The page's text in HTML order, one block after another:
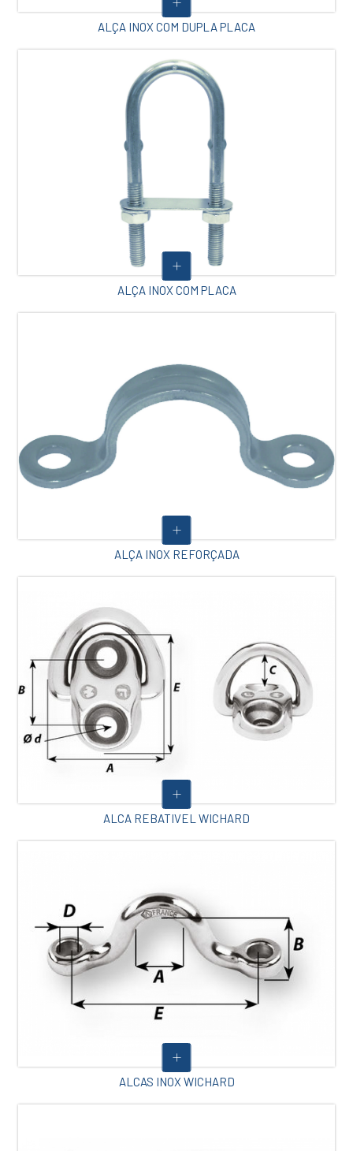
ALÇA INOX COM DUPLA PLACA
ALÇA INOX COM PLACA
ALÇA INOX REFORÇADA
ALCA REBATIVEL WICHARD
ALCAS INOX WICHARD